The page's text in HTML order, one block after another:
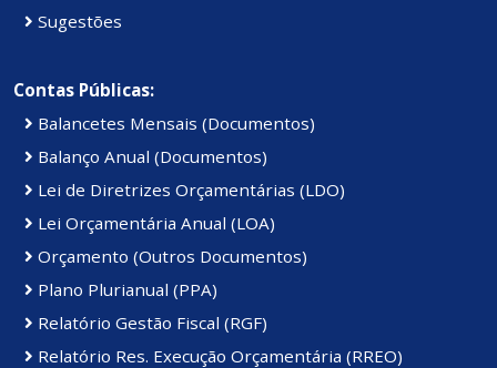
Sugestões
Contas Públicas:
Balancetes Mensais (Documentos)
Balanço Anual (Documentos)
Lei de Diretrizes Orçamentárias (LDO)
Lei Orçamentária Anual (LOA)
Orçamento (Outros Documentos)
Plano Plurianual (PPA)
Relatório Gestão Fiscal (RGF)
Relatório Res. Execução Orçamentária (RREO)